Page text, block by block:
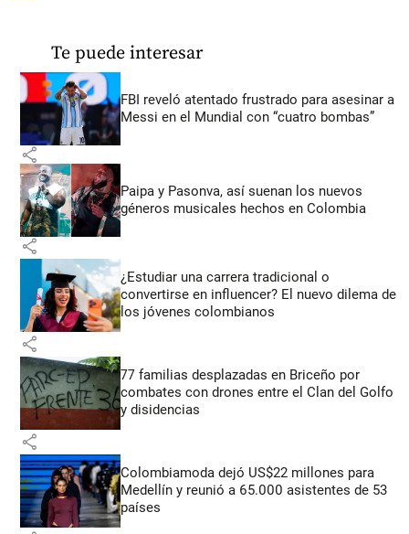
Te puede interesar
FBI reveló atentado frustrado para asesinar a
Messi en el Mundial con “cuatro bombas”
share
Paipa y Pasonva, así suenan los nuevos
géneros musicales hechos en Colombia
share
¿Estudiar una carrera tradicional o
convertirse en influencer? El nuevo dilema de
los jóvenes colombianos
share
77 familias desplazadas en Briceño por
combates con drones entre el Clan del Golfo
y disidencias
share
Colombiamoda dejó US$22 millones para
Medellín y reunió a 65.000 asistentes de 53
países